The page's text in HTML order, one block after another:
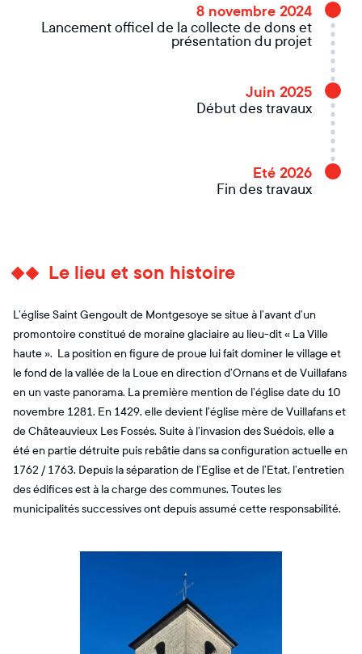
8 novembre 2024
Lancement officel de la collecte de dons et
présentation du projet
Juin 2025
Début des travaux
Eté 2026
Fin des travaux
Le lieu et son histoire
L’église Saint Gengoult de Montgesoye se situe à l’avant d’un
promontoire constitué de moraine glaciaire au lieu-dit « La Ville
haute ». La position en figure de proue lui fait dominer le village et
le fond de la vallée de la Loue en direction d’Ornans et de Vuillafans
en un vaste panorama. La première mention de l’église date du 10
novembre 1281. En 1429, elle devient l’église mère de Vuillafans et
de Châteauvieux Les Fossés. Suite à l’invasion des Suédois, elle a
été en partie détruite puis rebâtie dans sa configuration actuelle en
1762 / 1763. Depuis la séparation de l’Eglise et de l’Etat, l’entretien
des édifices est à la charge des communes. Toutes les
municipalités successives ont depuis assumé cette responsabilité.